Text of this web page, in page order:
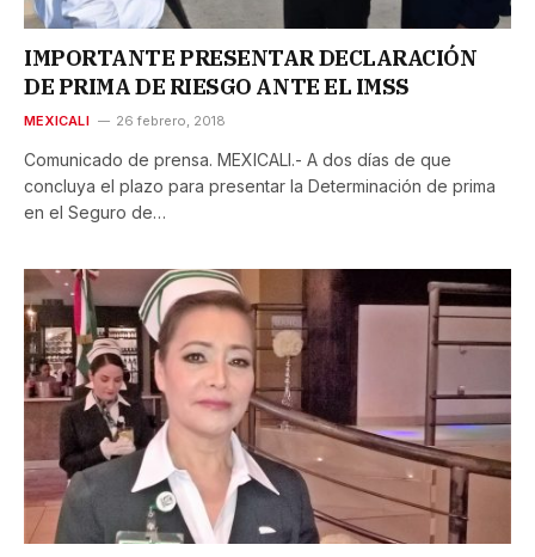
IMPORTANTE PRESENTAR DECLARACIÓN
DE PRIMA DE RIESGO ANTE EL IMSS
MEXICALI 26 febrero, 2018
Comunicado de prensa. MEXICALI.- A dos días de que
concluya el plazo para presentar la Determinación de prima
en el Seguro de…